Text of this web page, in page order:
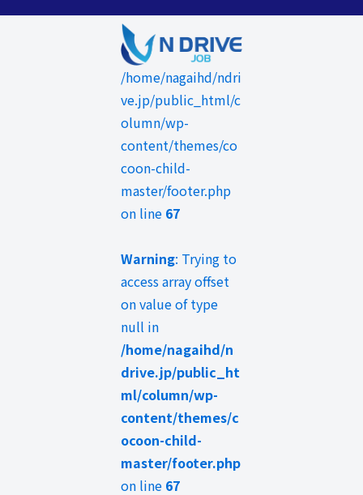
/home/nagaihd/ndri
ve.jp/public_html/c
olumn/wp-
content/themes/co
coon-child-
master/footer.php
on line 67
Warning: Trying to
access array offset
on value of type
null in
/home/nagaihd/n
drive.jp/public_ht
ml/column/wp-
content/themes/c
ocoon-child-
master/footer.php
on line 67